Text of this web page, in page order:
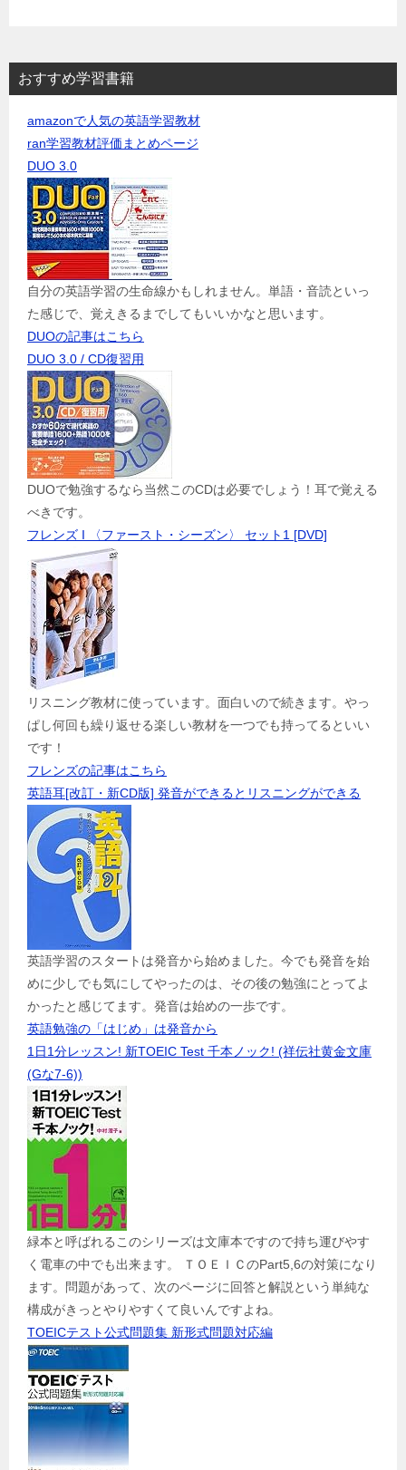
おすすめ学習書籍
amazonで人気の英語学習教材
ran学習教材評価まとめページ
DUO 3.0
自分の英語学習の生命線かもしれません。単語・音読といっ
た感じで、覚えきるまでしてもいいかなと思います。
DUOの記事はこちら
DUO 3.0 / CD復習用
DUOで勉強するなら当然このCDは必要でしょう！耳で覚える
べきです。
フレンズ I 〈ファースト・シーズン〉 セット1 [DVD]
リスニング教材に使っています。面白いので続きます。やっ
ぱし何回も繰り返せる楽しい教材を一つでも持ってるといい
です！
フレンズの記事はこちら
英語耳[改訂・新CD版] 発音ができるとリスニングができる
英語学習のスタートは発音から始めました。今でも発音を始
めに少しでも気にしてやったのは、その後の勉強にとってよ
かったと感じてます。発音は始めの一歩です。
英語勉強の「はじめ」は発音から
1日1分レッスン! 新TOEIC Test 千本ノック! (祥伝社黄金文庫
(Gな7-6))
緑本と呼ばれるこのシリーズは文庫本ですので持ち運びやす
く電車の中でも出来ます。 ＴＯＥＩＣのPart5,6の対策になり
ます。問題があって、次のページに回答と解説という単純な
構成がきっとやりやすくて良いんですよね。
TOEICテスト公式問題集 新形式問題対応編